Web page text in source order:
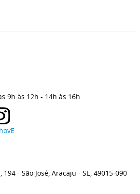
9h às 12h - 14h às 16h
194 - São José, Aracaju - SE, 49015-090